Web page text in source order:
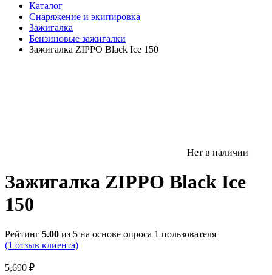
Каталог
Снаряжение и экипировка
Зажигалка
Бензиновые зажигалки
Зажигалка ZIPPO Black Ice 150
Нет в наличии
Зажигалка ZIPPO Black Ice
150
Рейтинг 5.00 из 5 на основе опроса 1 пользователя
(1 отзыв клиента)
5,690 ₽